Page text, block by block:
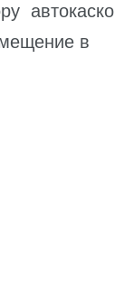
автокаско
в